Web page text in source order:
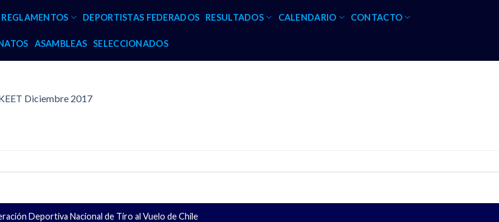
REGLAMENTOS DEPORTISTAS FEDERADOS RESULTADOS CALENDARIO CONTACTO
ASAMBLEAS SELECCIONADOS
Diciembre 2017
Deportiva Nacional de Tiro al Vuelo de Chile